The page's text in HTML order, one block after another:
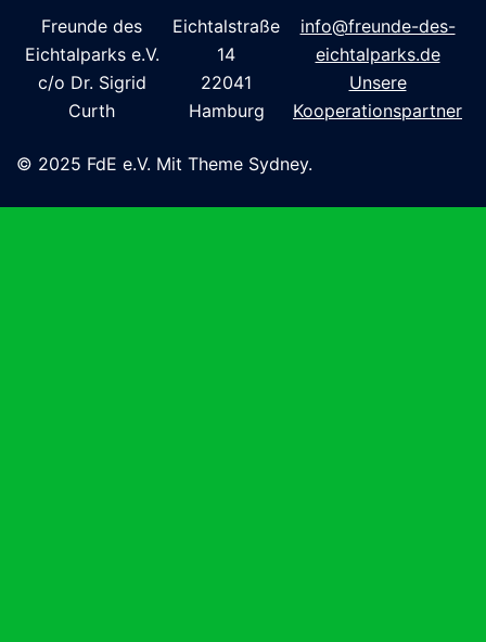
Freunde des
Eichtalparks e.V.
c/o Dr. Sigrid
Curth
Eichtalstraße
14
22041
Hamburg
info@freunde-des-
eichtalparks.de
Unsere
Kooperationspartner
© 2025 FdE e.V. Mit Theme Sydney.